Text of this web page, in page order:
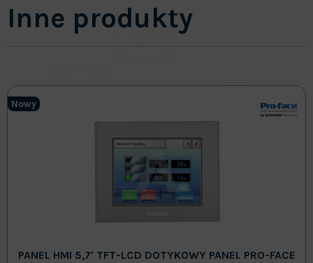
Inne produkty
Nowy
PANEL HMI 5,7' TFT-LCD DOTYKOWY PANEL PRO-FACE